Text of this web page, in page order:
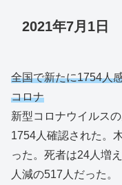
2021年7月1日
全国で新たに1754
コロナ
新型コロナウイルス
1754人確認された。
った。死者は24人増
人減の517人だった。